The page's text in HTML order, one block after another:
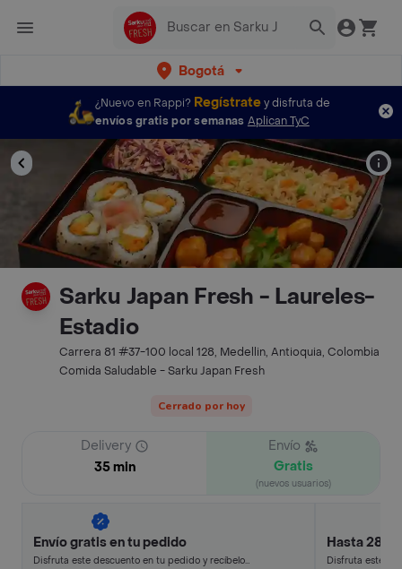
Bogotá
¿Nuevo en Rappi? Regístratey disfruta de
envíos gratis por semanas Aplican TyC
Sarku Japan Fresh - Laureles-
Estadio
Carrera 81 #37-100 local 128, Medellin, Antioquia, Colombia
Comida Saludable - Sarku Japan Fresh
Cerrado por hoy
Delivery
35 min
Envío
Gratis
(nuevos usuarios)
Envío gratis en tu pedido
Disfruta este descuento en tu pedido y recíbelo
Hasta 28%
Disfruta este